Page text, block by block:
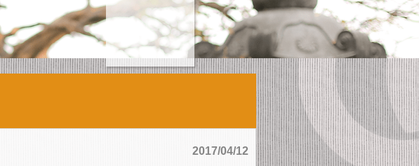
2017/04/12